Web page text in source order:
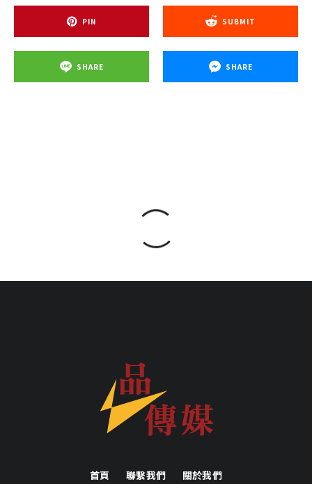
PIN SUBMIT
SHARE SHARE
首頁 聯繫我們 關於我們